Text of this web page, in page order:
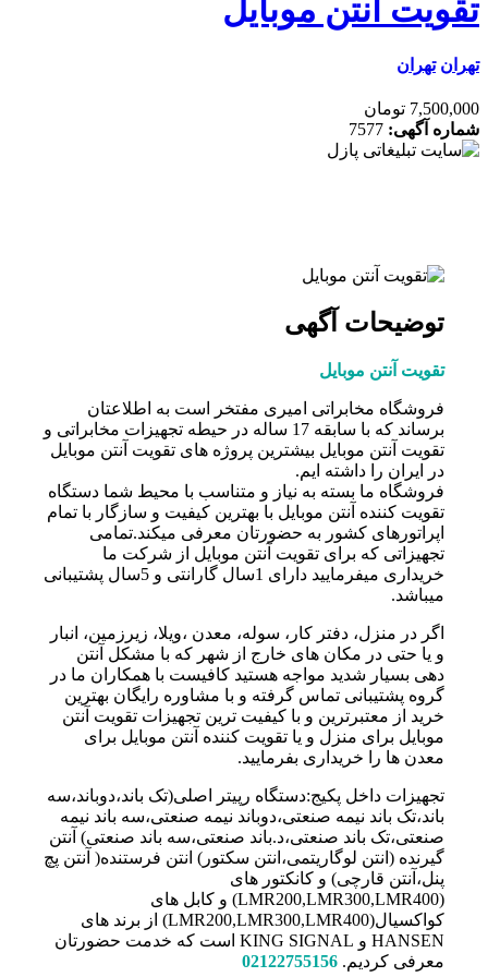
آنتن موبایل
تهران
تومان
آگهی:7577
توضیحات آگهی
تقویت آنتن موبایل
فروشگاه مخابراتی امیری مفتخر است به اطلاعتان
برساند که با سابقه 17 ساله در حیطه تجهیزات مخابراتی و
تقویت آنتن موبایل بیشترین پروژه های تقویت آنتن موبایل
در ایران را داشته ایم.
فروشگاه ما بسته به نیاز و متناسب با محیط شما دستگاه
تقویت کننده آنتن موبایل با بهترین کیفیت و سازگار با تمام
اپراتورهای کشور به حضورتان معرفی میکند.تمامی
تجهیزاتی که برای تقویت آنتن موبایل از شرکت ما
خریداری میفرمایید دارای 1سال گارانتی و 5سال پشتیبانی
میباشد.
اگر در منزل، دفتر کار، سوله، معدن ،ویلا، زیرزمین، انبار
و یا حتی در مکان های خارج از شهر که با مشکل آنتن
دهی بسیار شدید مواجه هستید کافیست با همکاران ما در
گروه پشتیبانی تماس گرفته و با مشاوره رایگان بهترین
خرید از معتبرترین و با کیفیت ترین تجهیزات تقویت آنتن
موبایل برای منزل و یا تقویت کننده آنتن موبایل برای
معدن ها را خریداری بفرمایید.
تجهیزات داخل پکیج:دستگاه رپیتر اصلی(تک باند،دوباند،سه
باند،تک باند نیمه صنعتی،دوباند نیمه صنعتی،سه باند نیمه
صنعتی،تک باند صنعتی،د.باند صنعتی،سه باند صنعتی) آنتن
گیرنده (انتن لوگاریتمی،انتن سکتور) انتن فرستنده( آنتن پچ
پنل،آنتن قارچی) و کانکتور های
(LMR200,LMR300,LMR400) و کابل های
کواکسیال(LMR200,LMR300,LMR400) از برند های
HANSEN و KING SIGNAL است که خدمت حضورتان
معرفی کردیم. 02122755156